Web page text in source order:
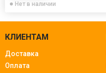
Нет в наличии
КЛИЕНТАМ
Доставка
Оплата